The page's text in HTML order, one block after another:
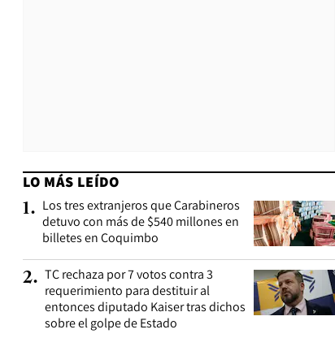
LO MÁS LEÍDO
1. Los tres extranjeros que Carabineros
detuvo con más de $540 millones en
billetes en Coquimbo
2. TC rechaza por 7 votos contra 3
requerimiento para destituir al
entonces diputado Kaiser tras dichos
sobre el golpe de Estado